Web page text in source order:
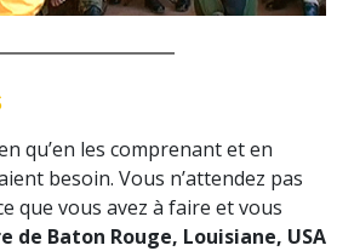
qu’en les comprenant et en
besoin. Vous n’attendez pas
que vous avez à faire et vous
de Baton Rouge, Louisiane, USA